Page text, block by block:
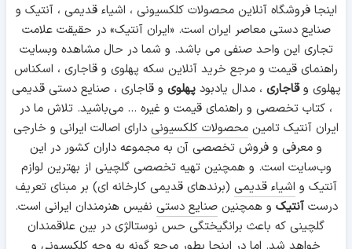
اینجا فروشگاه آنلاین محصولات کلکسیونی ، اشیاء قدیمی ، آنتیک و
صنایع دستی معاصر ایران است. «ایران آنتیک» در حقیقت علامت
تجاری این واحد صنفی می باشد. و شما در حال مشاهده وبسایت
راهنمای قیمت و مرجع خرید آنلاین سکه پهلوی و قاجاری ، اسکناس
پهلوی وقاجاری ، مدال یادبودپهلوی و قاجاری ، صنایع دستی قدیمی
، کتاب تخصصی و راهنمای قیمت و غیره ... می‌باشید. تلاش ما در
ایران آنتیک تامین محصولات کلکسیونی دارای اصالت ایرانی و خارجی
و معرفی و فروش تخصصی آن به مجموعه داران کشور در این
وب‌سایت است. و همچنین تهیه تخصصی گلچینی از بهترین لوازم
آنتیک و اشیاء قدیمی (برندهای قدیمی کارخانه ای) بر مبنای تعریف
درستآنتیک و همچنینصنایع دستی نفیس هنرمندان ایرانی است.
گلچینی که باعث برانگیختگی حس نوستالژی در بین علاقمندان